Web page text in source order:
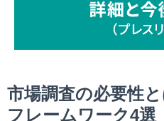
市場調査の必要性
フレームワーク4選